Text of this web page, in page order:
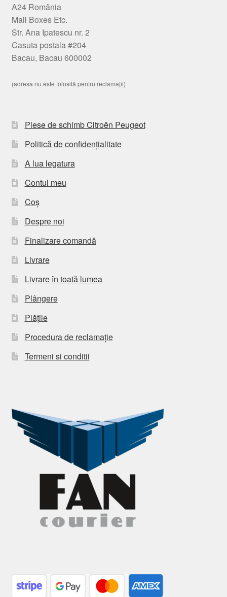
A24 România
Mail Boxes Etc.
Str. Ana Ipatescu nr. 2
Casuta postala #204
Bacau, Bacau 600002
(adresa nu este folosită pentru reclamații)
Piese de schimb Citroën Peugeot
Politică de confidențialitate
A lua legatura
Contul meu
Coș
Despre noi
Finalizare comandă
Livrare
Livrare în toată lumea
Plângere
Plățile
Procedura de reclamație
Termeni si conditii